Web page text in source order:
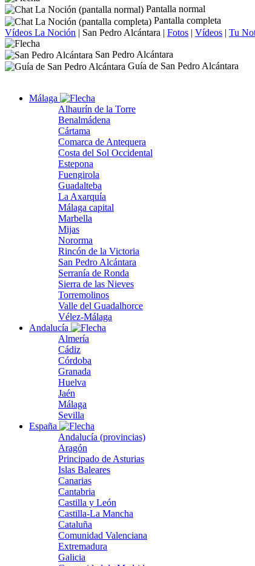
Pantalla normal
Pantalla completa
Vídeos La Noción | San Pedro Alcántara | Fotos | Vídeos | Tu
San Pedro Alcántara
Guía de San Pedro Alcántara
Málaga
Alhaurín de la Torre
Benalmádena
Cártama
Comarca de Antequera
Costa del Sol Occidental
Estepona
Fuengirola
Guadalteba
La Axarquía
Málaga capital
Marbella
Mijas
Nororma
Rincón de la Victoria
San Pedro Alcántara
Serranía de Ronda
Sierra de las Nieves
Torremolinos
Valle del Guadalhorce
Vélez-Málaga
Andalucía
Almería
Cádiz
Córdoba
Granada
Huelva
Jaén
Málaga
Sevilla
España
Andalucía (provincias)
Aragón
Principado de Asturias
Islas Baleares
Canarias
Cantabria
Castilla y León
Castilla-La Mancha
Cataluña
Comunidad Valenciana
Extremadura
Galicia